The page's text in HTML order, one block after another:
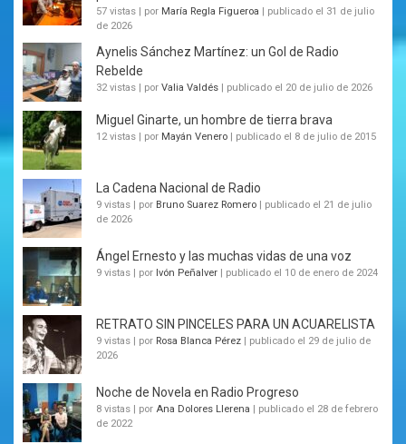
57 vistas | por María Regla Figueroa | publicado el 31 de julio
de 2026
Aynelis Sánchez Martínez: un Gol de Radio
Rebelde
32 vistas | por Valia Valdés | publicado el 20 de julio de 2026
Miguel Ginarte, un hombre de tierra brava
12 vistas | por Mayán Venero | publicado el 8 de julio de 2015
La Cadena Nacional de Radio
9 vistas | por Bruno Suarez Romero | publicado el 21 de julio
de 2026
Ángel Ernesto y las muchas vidas de una voz
9 vistas | por Ivón Peñalver | publicado el 10 de enero de 2024
RETRATO SIN PINCELES PARA UN ACUARELISTA
9 vistas | por Rosa Blanca Pérez | publicado el 29 de julio de
2026
Noche de Novela en Radio Progreso
8 vistas | por Ana Dolores Llerena | publicado el 28 de febrero
de 2022